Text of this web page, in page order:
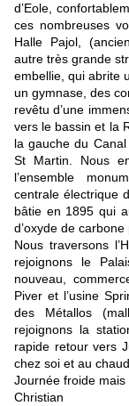
d’Eole,
ces nombreuses
Halle Pajol,
autre très grande
embellie, qui abrite
un gymnase, des
revêtu d’une
vers le bassin et la
la gauche du
St Martin. Nous
l’ensemble
centrale électrique
bâtie en 1895 qui
d’oxyde de
Nous traversons
rejoignons le
nouveau,
Piver et l’usine
des Métallos
rejoignons la
rapide retour vers
chez soi et au chaud.
Journée froide mais
Christian